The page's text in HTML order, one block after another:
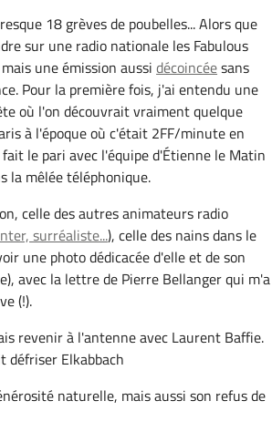
18 grèves de poubelles... Alors que
sur une radio nationale les Fabulous
une émission aussidécoincéesans
Pour la première fois, j'ai entendu une
où l'on découvrait vraiment quelque
à l'époque où c'était 2FF/minute en
le pari avec l'équipe d'Étienne le Matin
la mêlée téléphonique.
celle des autres animateurs radio
surréaliste...), celle des nains dans le
une photo dédicacée d'elle et de son
avec la lettre de Pierre Bellanger qui m'a
(!).
revenir à l'antenne avec Laurent Baffie.
défriser Elkabbach
naturelle, mais aussi son refus de